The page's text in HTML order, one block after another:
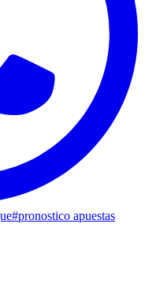
#pronostico apuestas